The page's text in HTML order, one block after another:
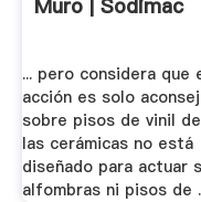
Muro | Sodimac
... pero considera que
acción es solo
sobre pisos de vinil de
las cerámicas no está
diseñado para actuar
alfombras ni pisos de